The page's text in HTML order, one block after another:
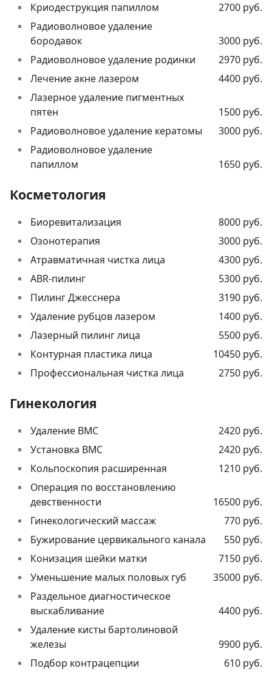
Криодеструкция папиллом
2700 руб.
Радиоволновое удаление
бородавок
3000 руб.
Радиоволновое удаление родинки
2970 руб.
Лечение акне лазером
4400 руб.
Лазерное удаление пигментных
пятен
1500 руб.
Радиоволновое удаление кератомы
3000 руб.
Радиоволновое удаление
папиллом
1650 руб.
Косметология
Биоревитализация
8000 руб.
Озонотерапия
3000 руб.
Атравматичная чистка лица
4300 руб.
ABR-пилинг
5300 руб.
Пилинг Джесснера
3190 руб.
Удаление рубцов лазером
1400 руб.
Лазерный пилинг лица
5500 руб.
Контурная пластика лица
10450 руб.
Профессиональная чистка лица
2750 руб.
Гинекология
Удаление ВМС
2420 руб.
Установка ВМС
2420 руб.
Кольпоскопия расширенная
1210 руб.
Операция по восстановлению
девственности
16500 руб.
Гинекологический массаж
770 руб.
Бужирование цервикального канала
550 руб.
Конизация шейки матки
7150 руб.
Уменьшение малых половых губ
35000 руб.
Раздельное диагностическое
выскабливание
4400 руб.
Удаление кисты бартолиновой
железы
9900 руб.
Подбор контрацепции
610 руб.